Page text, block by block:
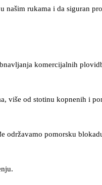
našim rukama i da siguran
komercijalnih
više od stotinu kopnenih i
održavamo pomorsku